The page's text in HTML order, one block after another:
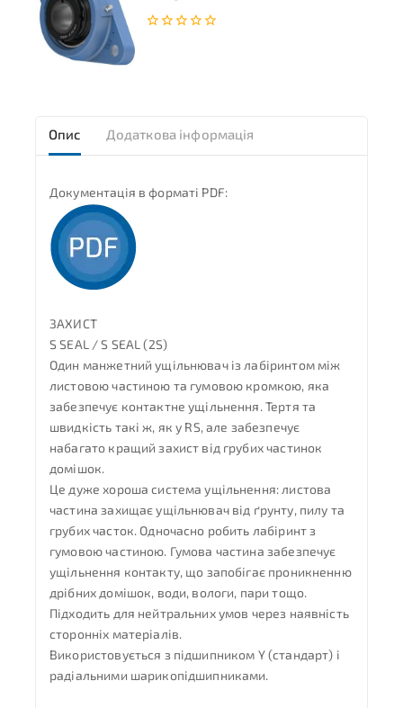
Опис Додаткова інформація
Документація в форматі PDF:
ЗАХИСТ
S SEAL / S SEAL (2S)
Один манжетний ущільнювач із лабіринтом між
листовою частиною та гумовою кромкою, яка
забезпечує контактне ущільнення. Тертя та
швидкість такі ж, як у RS, але забезпечує
набагато кращий захист від грубих частинок
домішок.
Це дуже хороша система ущільнення: листова
частина захищає ущільнювач від ґрунту, пилу та
грубих часток. Одночасно робить лабіринт з
гумовою частиною. Гумова частина забезпечує
ущільнення контакту, що запобігає проникненню
дрібних домішок, води, вологи, пари тощо.
Підходить для нейтральних умов через наявність
сторонніх матеріалів.
Використовується з підшипником Y (стандарт) і
радіальними шарикопідшипниками.